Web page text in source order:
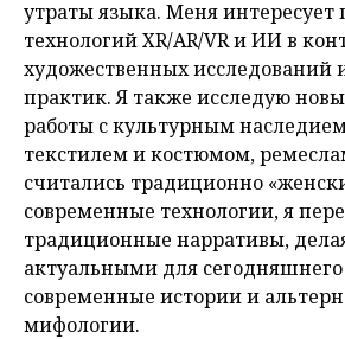
утраты языка. Меня интересует
технологий XR/AR/VR и ИИ в
художественных исследований
практик. Я также исследую
работы с культурным
текстилем и костюмом,
считались традиционно
современные технологии, я
традиционные нарративы,
актуальными для
современные истории и
мифологии.